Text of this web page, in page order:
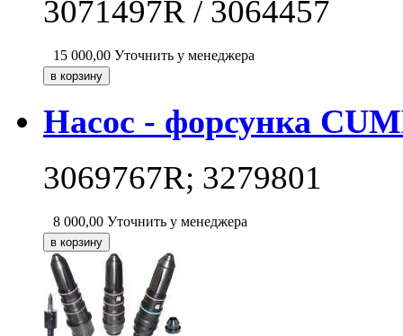
3071497R / 3064457
15 000,00 Уточнить у менеджера
Насос - форсунка
3069767R; 3279801
8 000,00 Уточнить у менеджера